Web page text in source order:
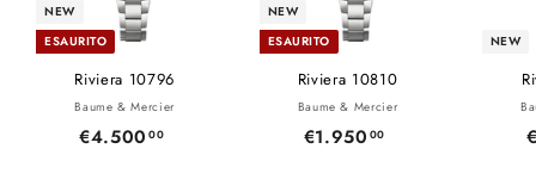
NEW
ESAURITO
Riviera 10796
Baume & Mercier
€4.500 00
NEW
ESAURITO
Riviera 10810
Baume & Mercier
€1.950 00
NEW